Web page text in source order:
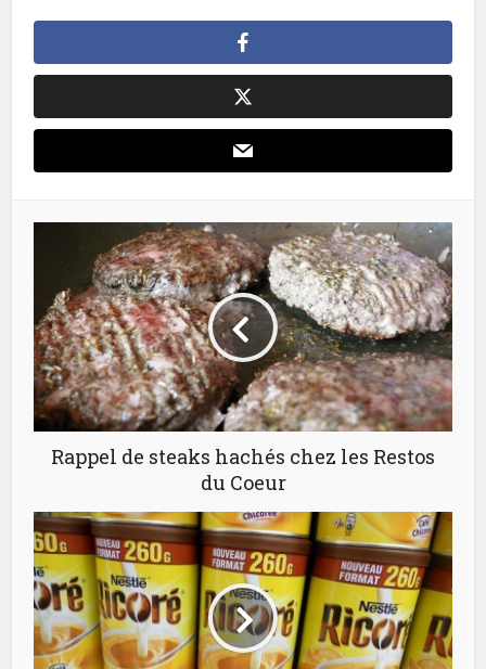
Rappel de steaks hachés chez les Restos
du Coeur